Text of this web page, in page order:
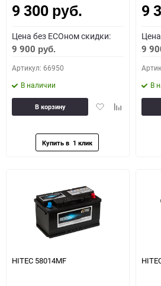
9 300 руб.
Цена без ECOном скидки:
9 900 руб.
Артикул: 66950
В наличии
ДобавитьДобавить
В корзину
9
9
В
HITEC 58014MF